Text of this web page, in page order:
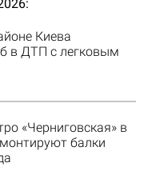
Киева
в ДТП с легковым
«Черниговская» в
балки